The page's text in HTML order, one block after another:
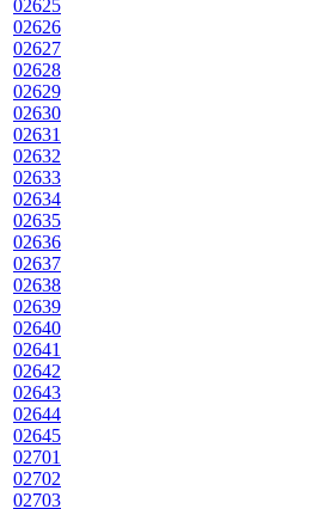
02625
02626
02627
02628
02629
02630
02631
02632
02633
02634
02635
02636
02637
02638
02639
02640
02641
02642
02643
02644
02645
02701
02702
02703